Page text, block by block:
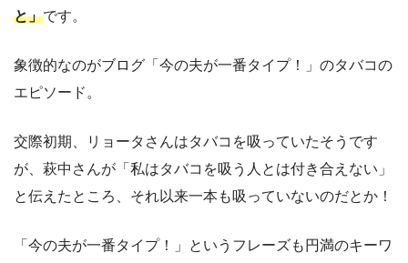
と」です。
象徴的なのがブログ「今の夫が一番タイプ！」のタバコの
エピソード。
交際初期、リョータさんはタバコを吸っていたそうです
が、萩中さんが「私はタバコを吸う人とは付き合えない」
と伝えたところ、それ以来一本も吸っていないのだとか！
「今の夫が一番タイプ！」というフレーズも円満のキーワ